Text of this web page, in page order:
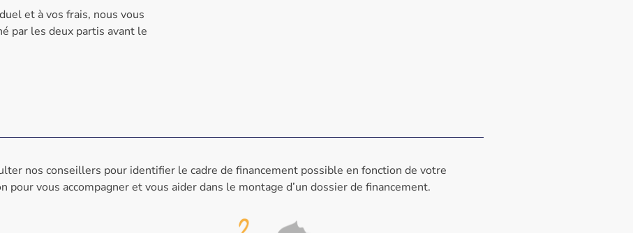
et à vos frais, nous vous
par les deux partis avant le
nos conseillers pour identifier le cadre de financement possible en fonction de votre
vous accompagner et vous aider dans le montage d’un dossier de financement.